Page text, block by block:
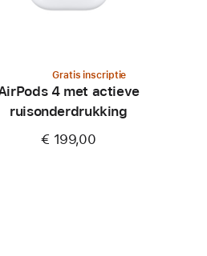
Gratis inscriptie
4 met actieve
ruisonderdrukking
€ 199,00